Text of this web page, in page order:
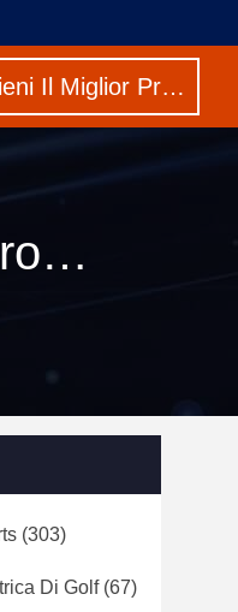
Ottieni Il Miglior Prezzo
Parole chiave [ club car golf buggy ] Corrispondenza 120 prodotti
(303)
Di Golf(67)